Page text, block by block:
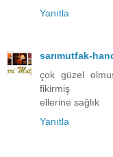
Yanıtla
sarımutfak-
çok güzel
fikirmiş
ellerine sağlık
Yanıtla